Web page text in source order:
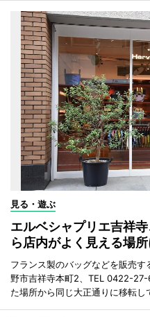
見る・遊ぶ
エルベシャプリエ吉祥
ら店内がよく見える場所
フランス製のバッグなどを販売
野市吉祥寺本町2、TEL 0422-
た場所から同じ大正通りに移転し